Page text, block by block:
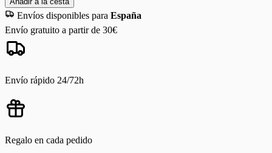
Envíos disponibles para España
Envío gratuito a partir de 30€
Envío rápido 24/72h
Regalo en cada pedido